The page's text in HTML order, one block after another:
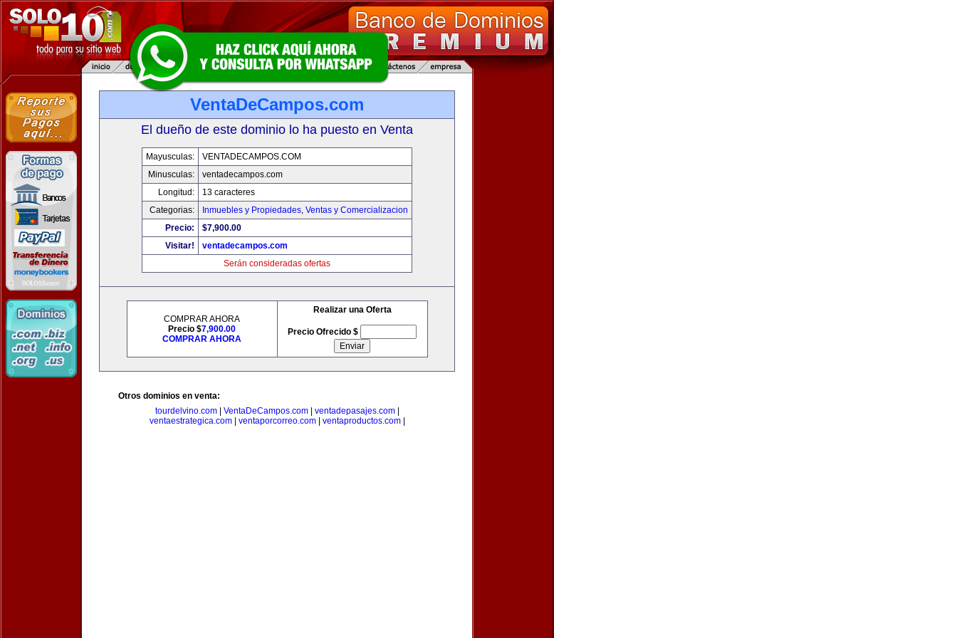
VentaDeCampos.com
El dueño de este dominio lo ha puesto en Venta
Mayusculas:
VENTADECAMPOS.COM
Minusculas:
ventadecampos.com
Longitud:
13 caracteres
Categorias:
Inmuebles y Propiedades, Ventas y Comercializacion
Precio:
$7,900.00
Visitar!
ventadecampos.com
Serán consideradas ofertas
COMPRAR AHORA
Precio $7,900.00
COMPRAR AHORA
Realizar una Oferta
Precio Ofrecido $
Otros dominios en venta:
tourdelvino.com| VentaDeCampos.com| ventadepasajes.com|
ventaestrategica.com| ventaporcorreo.com| ventaproductos.com|